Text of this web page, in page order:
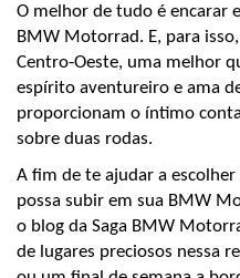
O melhor de tudo é encarar
BMW Motorrad. E, para
Centro-Oeste, uma melhor
espírito aventureiro e ama
proporcionam o íntimo
sobre duas rodas.
A fim de te ajudar a
possa subir em sua BMW
o blog da Saga BMW
de lugares preciosos nessa